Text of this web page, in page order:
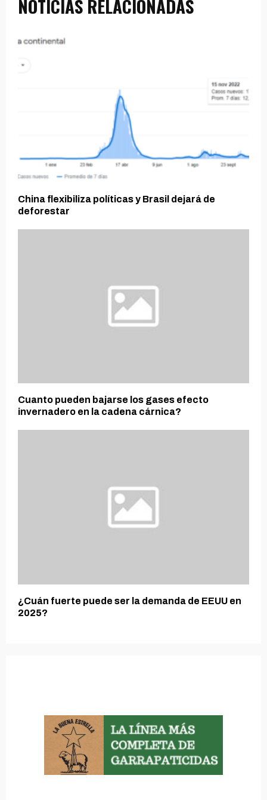
NOTICIAS RELACIONADAS
China flexibiliza políticas y Brasil dejará de
deforestar
Cuanto pueden bajarse los gases efecto
invernadero en la cadena cárnica?
¿Cuán fuerte puede ser la demanda de EEUU en
2025?